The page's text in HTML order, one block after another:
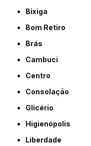
Bixiga
Bom Retiro
Brás
Cambuci
Centro
Consolação
Glicério
Higienópolis
Liberdade